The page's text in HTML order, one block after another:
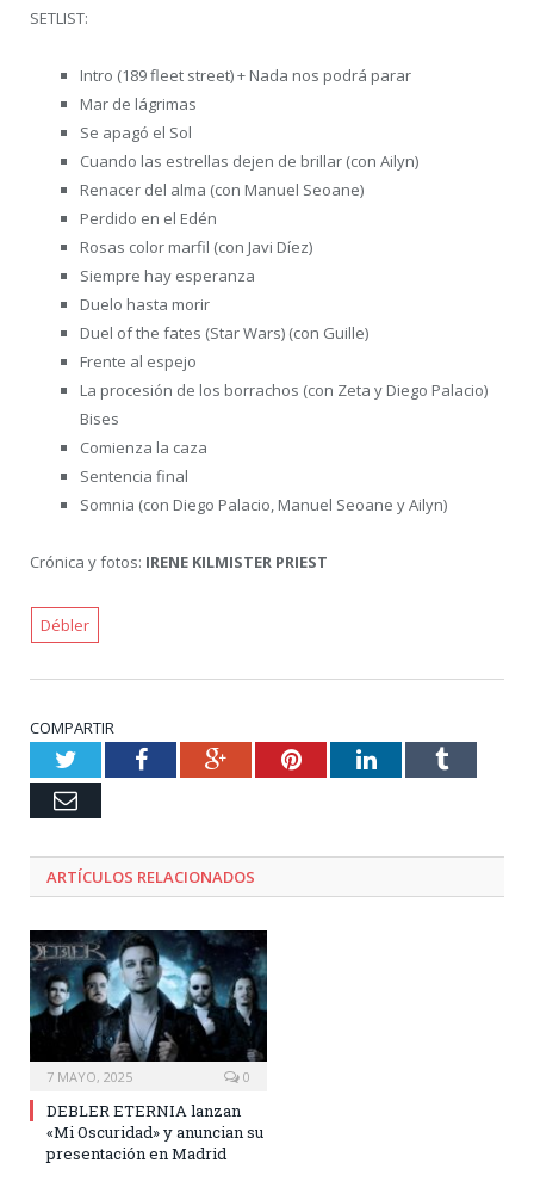
SETLIST:
Intro (189 fleet street) + Nada nos podrá parar
Mar de lágrimas
Se apagó el Sol
Cuando las estrellas dejen de brillar (con Ailyn)
Renacer del alma (con Manuel Seoane)
Perdido en el Edén
Rosas color marfil (con Javi Díez)
Siempre hay esperanza
Duelo hasta morir
Duel of the fates (Star Wars) (con Guille)
Frente al espejo
La procesión de los borrachos (con Zeta y Diego Palacio)
Bises
Comienza la caza
Sentencia final
Somnia (con Diego Palacio, Manuel Seoane y Ailyn)
Crónica y fotos: IRENE KILMISTER PRIEST
Débler
COMPARTIR
TwitterFacebookGoogle+PinterestLinkedInTumblr
Email
ARTÍCULOS RELACIONADOS
7 MAYO, 2025 0
DEBLER ETERNIA lanzan
«Mi Oscuridad» y anuncian su
presentación en Madrid